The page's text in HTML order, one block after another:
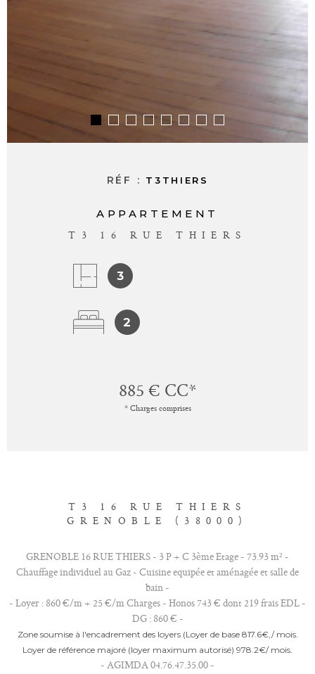
RÉF : T3THIERS
APPARTEMENT
T3 16 RUE THIERS
3
2
885 € CC*
* Charges comprises
T3 16 RUE THIERS
GRENOBLE (38000)
GRENOBLE 16 RUE THIERS - 3 P + C 3ème Etage - 73.93 m² -
Chauffage individuel au Gaz - Cuisine equipée et aménagée et salle de
bain -
- Loyer : 860 €/m + 25 €/m Charges - Honos 743 € dont 219 frais EDL -
DG : 860 € -
Zone soumise à l'encadrement des loyers (Loyer de base 817.6€‚/ mois.
Loyer de référence majoré (loyer maximum autorisé) 978.2€/ mois.
- AGIMDA 04.76.47.35.00 -